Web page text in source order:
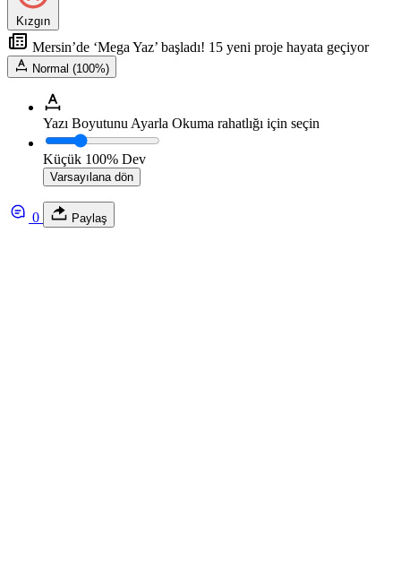
Kızgın
Mersin’de ‘Mega Yaz’ başladı! 15 yeni proje hayata geçiyor
Normal (100%)
Yazı Boyutunu Ayarla Okuma rahatlığı için seçin
Küçük 100% Dev
Varsayılana dön
0 Paylaş